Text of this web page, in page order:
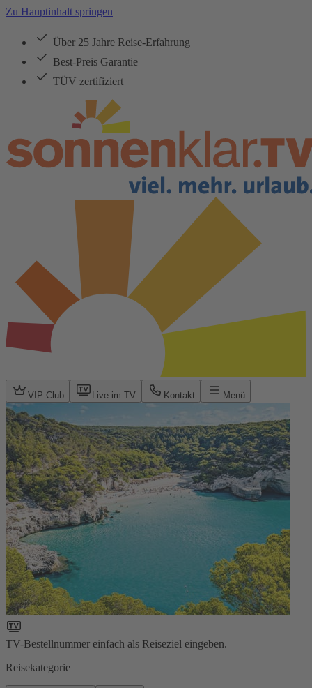
Zu Hauptinhalt springen
Über 25 Jahre Reise-Erfahrung
Best-Preis Garantie
TÜV zertifiziert
VIP Club Live im TV Kontakt Menü
TV-Bestellnummer einfach als Reiseziel eingeben.
Reisekategorie